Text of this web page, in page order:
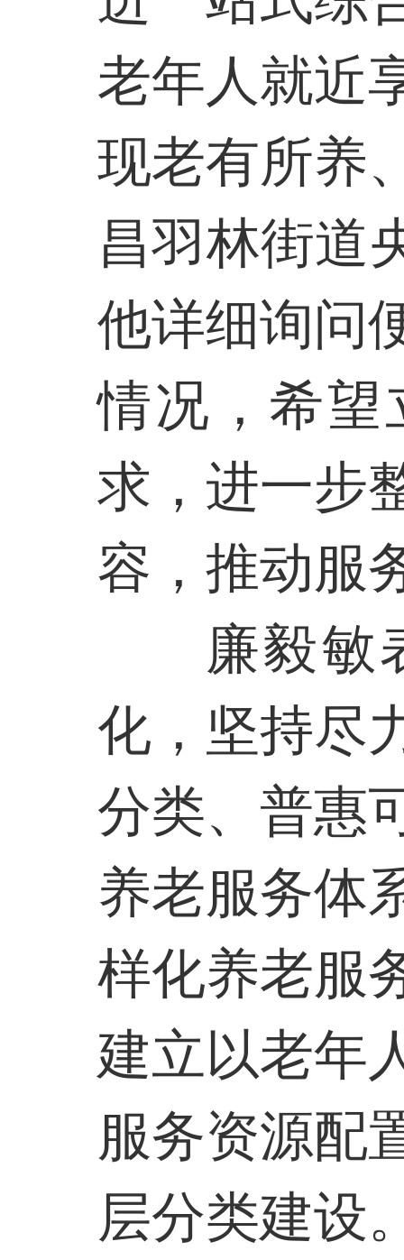
老年人就近
现老有所养
昌羽林街道
他详细询问
情况，希望
求，进一步
容，推动服
廉毅敏
化，坚持尽
分类、普惠
养老服务体
样化养老服
建立以老年
服务资源配
层分类建设